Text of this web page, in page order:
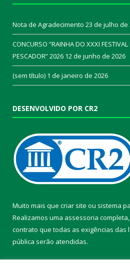
Nota de Agradecimento 23 de julho de
CONCURSO “RAINHA DO XXXI
PESCADOR” 2026 12 de junho de 2026
(sem título) 1 de janeiro de 2026
DESENVOLVIDO POR CR2
Muito mais que criar site ou sistema
Realizamos uma assessoria
contrato que todas as exigências das
pública serão atendidas.